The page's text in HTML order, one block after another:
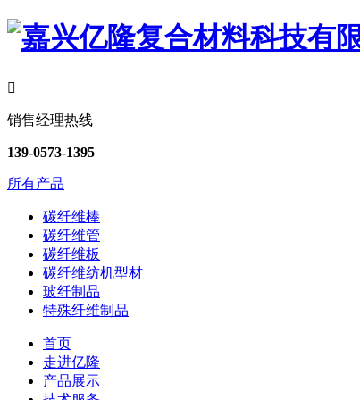

销售经理热线
139-0573-1395
所有产品
碳纤维棒
碳纤维管
碳纤维板
碳纤维纺机型材
玻纤制品
特殊纤维制品
首页
走进亿隆
产品展示